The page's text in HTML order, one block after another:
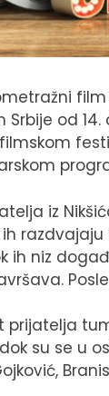
Srbije od
iz
ih niz
su se u